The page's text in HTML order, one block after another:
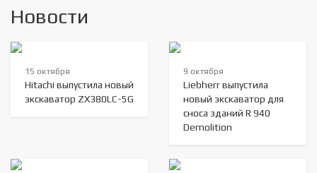
Новости
15 октября
Hitachi выпустила новый
экскаватор ZX380LC-5G
9 октября
Liebherr выпустила
новый экскаватор для
сноса зданий R 940
Demolition